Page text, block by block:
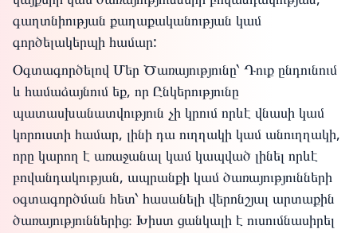
գաղտնիության քաղաքականության կամ
գործելակերպի համար:
Օգտագործելով Մեր Ծառայությունը՝ Դուք ընդունում
և համաձայնում եք, որ Ընկերությունը
պատասխանատվություն չի կրում որևէ վնասի կամ
կորուստի համար, լինի դա ուղղակի կամ անուղղակի,
որը կարող է առաջանալ կամ կապված լինել որևէ
բովանդակության, ապրանքի կամ ծառայությունների
օգտագործման հետ՝ հասանելի վերոնշյալ արտաքին
ծառայություններից։ Խիստ ցանկալի է ուսումնասիրել